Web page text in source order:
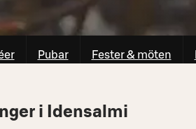
Pubar Fester & möten
i Idensalmi